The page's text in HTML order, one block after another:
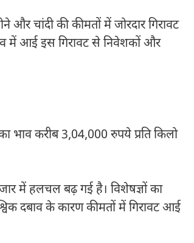
और चांदी की कीमतों में जोरदार गिरावट
में आई इस गिरावट से निवेशकों और
भाव करीब 3,04,000 रुपये प्रति किलो
में हलचल बढ़ गई है। विशेषज्ञों का
दबाव के कारण कीमतों में गिरावट आई